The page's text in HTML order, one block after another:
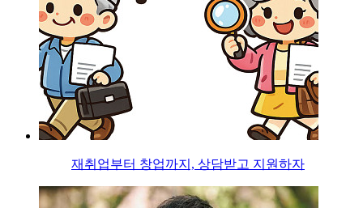
재취업부터 창업까지, 상담받고 지원하자